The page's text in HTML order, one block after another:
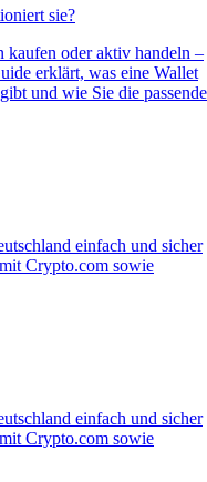
sie?
oder aktiv handeln –
erklärt, was eine Wallet
und wie Sie die passende
einfach und sicher
Crypto.com sowie
einfach und sicher
Crypto.com sowie